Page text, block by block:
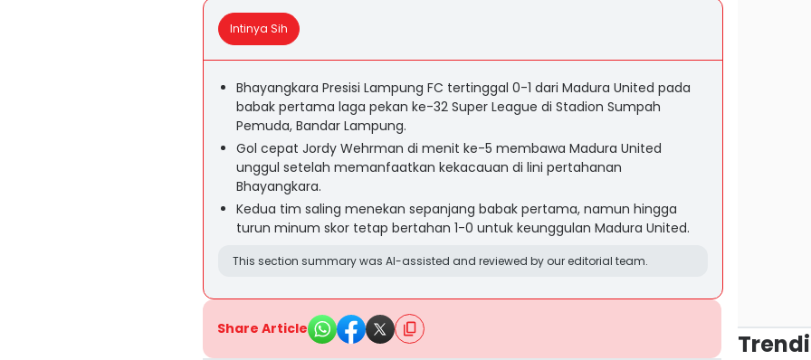
Intinya Sih
Bhayangkara Presisi Lampung FC tertinggal 0-1 dari Madura United pada
babak pertama laga pekan ke-32 Super League di Stadion Sumpah
Pemuda, Bandar Lampung.
Gol cepat Jordy Wehrman di menit ke-5 membawa Madura United
unggul setelah memanfaatkan kekacauan di lini pertahanan
Bhayangkara.
Kedua tim saling menekan sepanjang babak pertama, namun hingga
turun minum skor tetap bertahan 1-0 untuk keunggulan Madura United.
This section summary was AI-assisted and reviewed by our editorial team.
Share Article